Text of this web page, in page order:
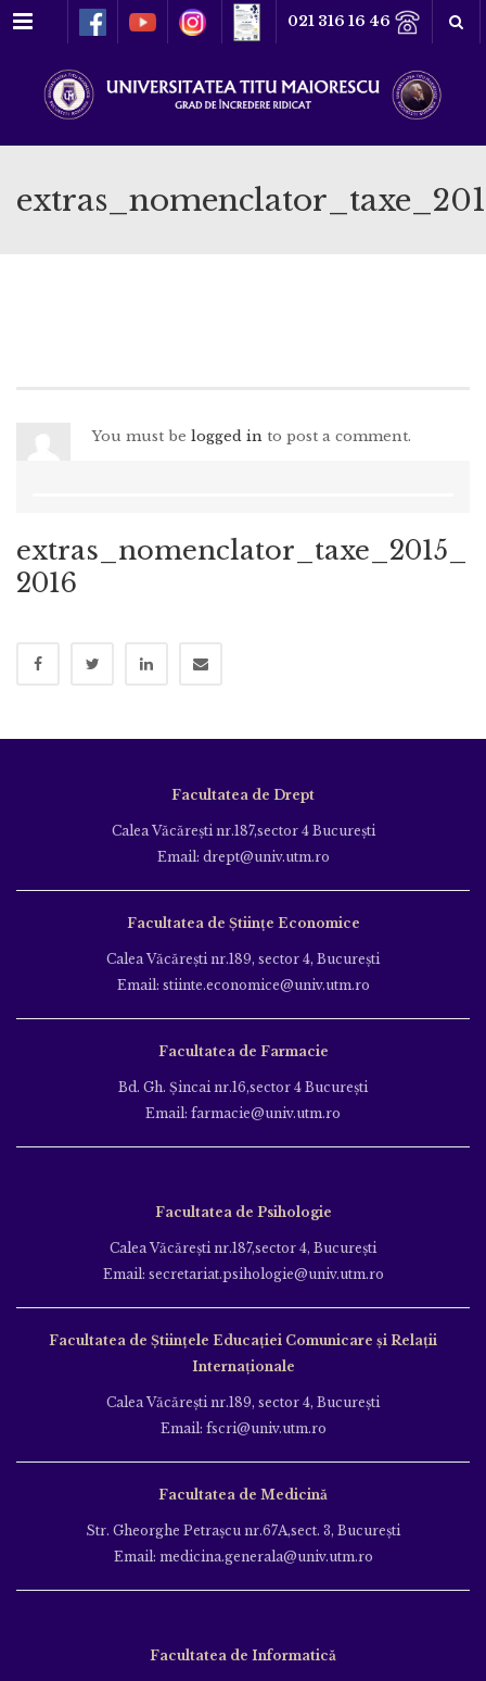
Meniu 021 316 16 46
You must be logged in to post a comment.
extras_nomenclator_taxe_2015_
2016
Facultatea de Drept
Calea Văcăreşti nr.187,sector 4 Bucureşti
Email: drept@univ.utm.ro
Facultatea de Științe Economice
Calea Văcăreşti nr.189, sector 4, Bucureşti
Email: stiinte.economice@univ.utm.ro
Facultatea de Farmacie
Bd. Gh. Şincai nr.16,sector 4 Bucureşti
Email: farmacie@univ.utm.ro
Facultatea de Psihologie
Calea Văcăreşti nr.187,sector 4, Bucureşti
Email: secretariat.psihologie@univ.utm.ro
Facultatea de Ştiinţele Educației Comunicare și Relații
Internaționale
Calea Văcăreşti nr.189, sector 4, Bucureşti
Email: fscri@univ.utm.ro
Facultatea de Medicină
Str. Gheorghe Petraşcu nr.67A,sect. 3, Bucureşti
Email: medicina.generala@univ.utm.ro
Facultatea de Informatică